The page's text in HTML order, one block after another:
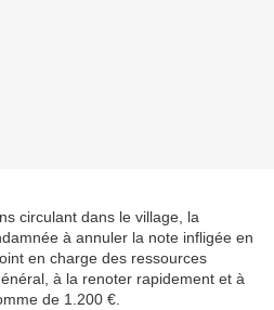
circulant dans le village, la
à annuler la note infligée en
en charge des ressources
à la renoter rapidement et à
de 1.200 €.